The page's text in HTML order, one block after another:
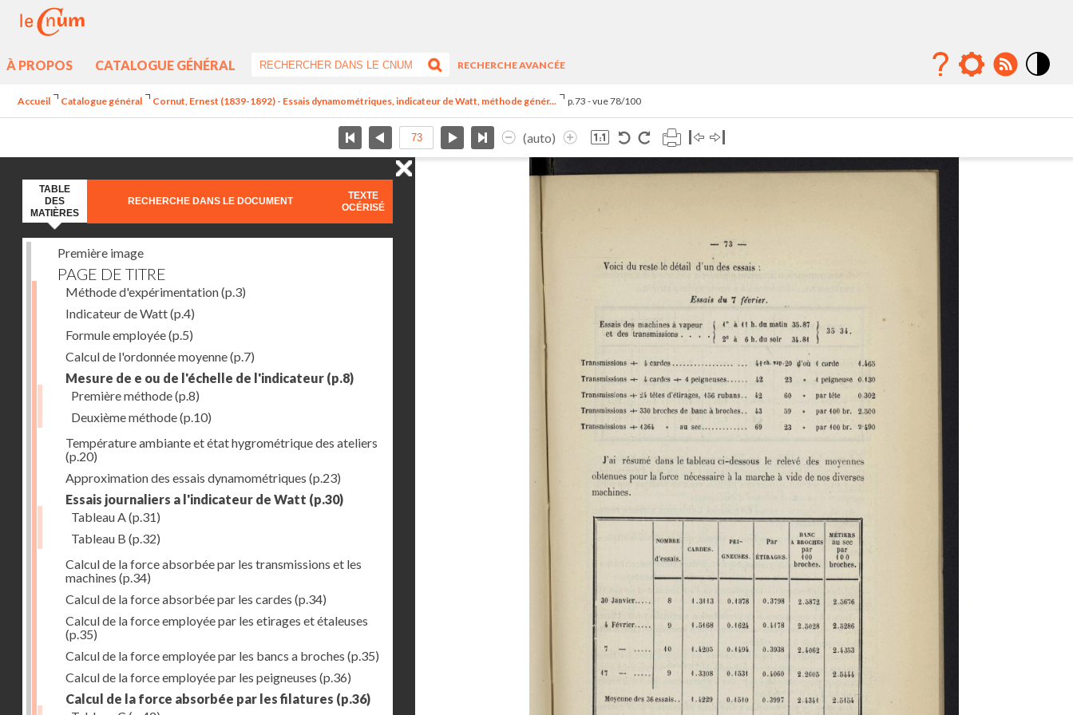
À PROPOS CATALOGUE GÉNÉRAL
RECHERCHE AVANCÉE
Accueil Catalogue général Cornut, Ernest (1839-1892) - Essais dynamométriques, indicateur de Watt, méthode génér... p.73 - vue 78/100
(auto)
TABLE
DES
MATIÈRES
RECHERCHE DANS LE DOCUMENT
TEXTE
OCÉRISÉ
Première image
PAGE DE TITRE
Méthode d'expérimentation(p.3)
Indicateur de Watt(p.4)
Formule employée(p.5)
Calcul de l'ordonnée moyenne(p.7)
Mesure de e ou de l'échelle de l'indicateur (p.8)
Première méthode(p.8)
Deuxième méthode(p.10)
Température ambiante et état hygrométrique des ateliers
(p.20)
Approximation des essais dynamométriques (p.23)
Essais journaliers a l'indicateur de Watt (p.30)
Tableau A(p.31)
Tableau B (p.32)
Calcul de la force absorbée par les transmissions et les
machines (p.34)
Calcul de la force absorbée par les cardes (p.34)
Calcul de la force employée par les etirages et étaleuses
(p.35)
Calcul de la force employée par les bancs a broches (p.35)
Calcul de la force employée par les peigneuses (p.36)
Calcul de la force absorbée par les filatures (p.36)